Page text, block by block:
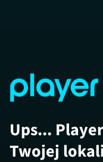
Ups...
Twojej